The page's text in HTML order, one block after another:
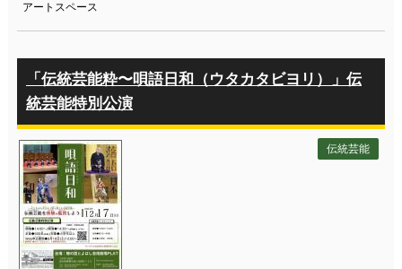
アートスペース
「伝統芸能粋〜唄語日和（ウタカタビヨリ）」伝
統芸能特別公演
伝統芸能